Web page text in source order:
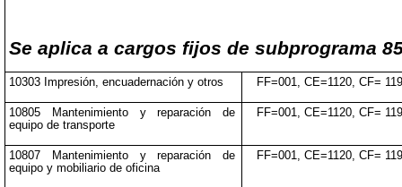
Se aplica a cargos fijos de subprograma
10303 Impresión, encuadernación y otros FF=001, CE=1120, CF=
10805 Mantenimiento y reparación de
equipo de transporte
FF=001, CE=1120, CF=
10807 Mantenimiento y reparación de
equipo y mobiliario de oficina
FF=001, CE=1120, CF=